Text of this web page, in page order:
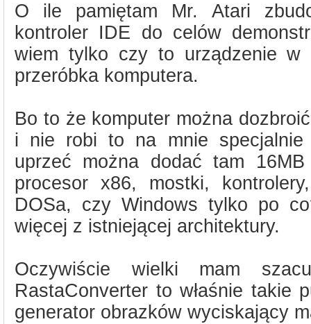
O ile pamiętam Mr. Atari
kontroler IDE do celów
wiem tylko czy to urządzenie w
przeróbka komputera.
Bo to że komputer można
i nie robi to na mnie
uprzeć można dodać tam
procesor x86, mostki,
DOSa, czy Windows tylko po
więcej z istniejącej architektury.
Oczywiście wielki mam
RastaConverter to właśnie takie
generator obrazków wyciskający